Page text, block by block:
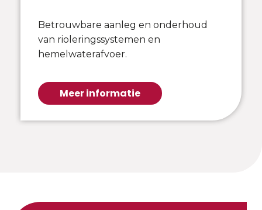
Betrouwbare aanleg en onderhoud
van rioleringssystemen en
hemelwaterafvoer.
Meer informatie